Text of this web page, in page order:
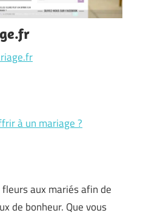
à un mariage ?
aux mariés afin de
de bonheur. Que vous